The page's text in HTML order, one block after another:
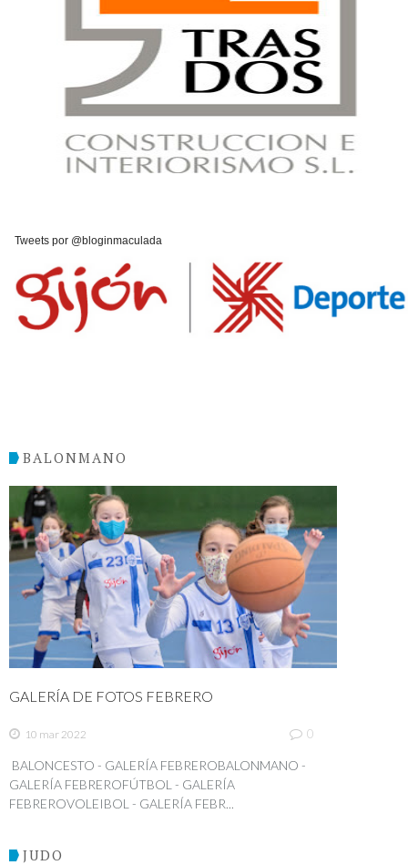
Tweets por @bloginmaculada
BALONMANO
GALERÍA DE FOTOS FEBRERO
10 mar 2022 0
BALONCESTO - GALERÍA FEBREROBALONMANO -
GALERÍA FEBREROFÚTBOL - GALERÍA
FEBREROVOLEIBOL - GALERÍA FEBR...
JUDO